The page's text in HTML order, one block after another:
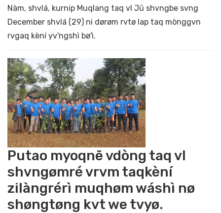
Nàm, shvlá, kurnip Muqlang taq vl Jū shvngbe svng
December shvlá (29) ni dørøm rvtø lap taq mònggvn
rvgaq kèní yv'ngshì bø'ì.
Putao myoqnē vdòng taq vl
shvngømré vrvm taqkèní
zilàngrérì muqhøm wáshì nø
shøngtøng kvt we tvyø.